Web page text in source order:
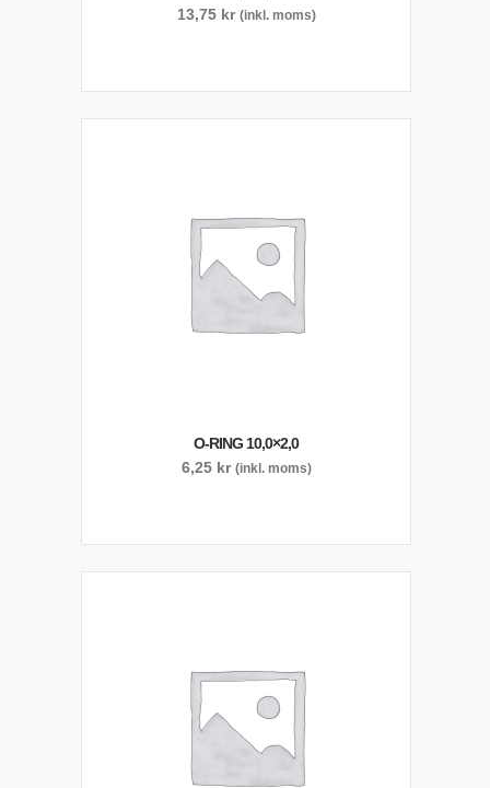
13,75 kr (inkl. moms)
O-RING 10,0×2,0
6,25 kr (inkl. moms)